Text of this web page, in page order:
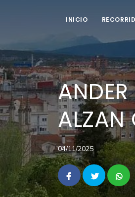
INICIO
ALZAN
04/11/2025